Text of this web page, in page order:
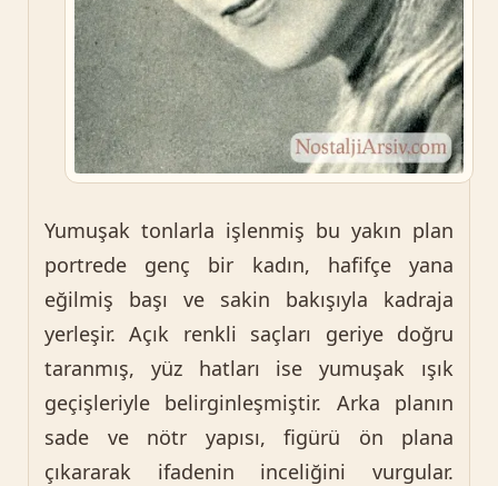
Yumuşak tonlarla işlenmiş bu yakın plan
portrede genç bir kadın, hafifçe yana
eğilmiş başı ve sakin bakışıyla kadraja
yerleşir. Açık renkli saçları geriye doğru
taranmış, yüz hatları ise yumuşak ışık
geçişleriyle belirginleşmiştir. Arka planın
sade ve nötr yapısı, figürü ön plana
çıkararak ifadenin inceliğini vurgular.